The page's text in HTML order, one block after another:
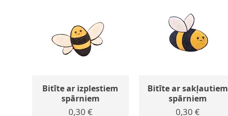
Bitīte ar izplestiem
spārniem
Cena
0,30 €
Bitīte ar sakļautiem
spārniem
Cena
0,30 €